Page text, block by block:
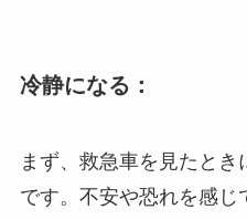
冷静になる：
まず、救急車を見たとき
です。不安や恐れを感じ